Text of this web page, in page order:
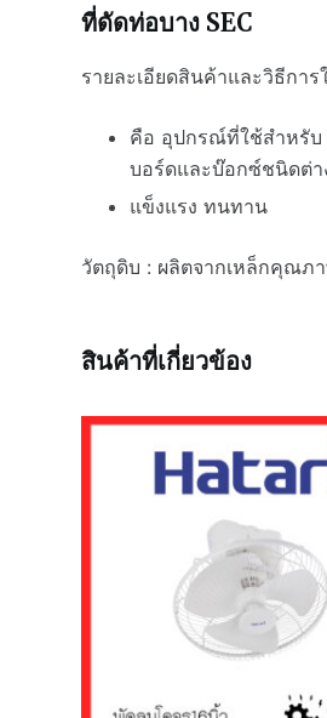
ที่ดัดท่อบาง SEC
รายละเอียดสินค้าและวิธีการ
คือ อุปกรณ์ที่ใช้สำหรับ
บอร์ดและบ๊อกซ์ชนิดต่า
แข็งแรง ทนทาน
วัตถุดิบ : ผลิตจากเหล็กคุณภ
สินค้าที่เกี่ยวข้อง